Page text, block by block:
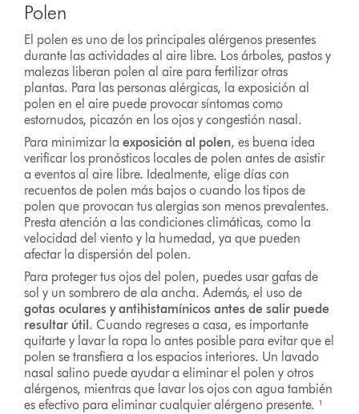
Polen
El polen es uno de los principales alérgenos presentes
durante las actividades al aire libre. Los árboles, pastos y
malezas liberan polen al aire para fertilizar otras
plantas. Para las personas alérgicas, la exposición al
polen en el aire puede provocar síntomas como
estornudos, picazón en los ojos y congestión nasal.
Para minimizar laexposición al polen, es buena idea
verificar los pronósticos locales de polen antes de asistir
a eventos al aire libre. Idealmente, elige días con
recuentos de polen más bajos o cuando los tipos de
polen que provocan tus alergias son menos prevalentes.
Presta atención a las condiciones climáticas, como la
velocidad del viento y la humedad, ya que pueden
afectar la dispersión del polen.
Para proteger tus ojos del polen, puedes usar gafas de
sol y un sombrero de ala ancha. Además, el uso de
gotas oculares y antihistamínicos antes de salir puede
resultar útil. Cuando regreses a casa, es importante
quitarte y lavar la ropa lo antes posible para evitar que el
polen se transfiera a los espacios interiores. Un lavado
nasal salino puede ayudar a eliminar el polen y otros
alérgenos, mientras que lavar los ojos con agua también
es efectivo para eliminar cualquier alérgeno presente. ¹